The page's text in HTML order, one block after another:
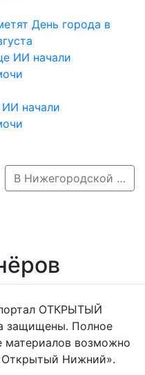
День города в
начали
В Нижегородской области одобрили второй этап реконструкции станции аэрации →
ОТКРЫТЫЙ
защищены. Полное
материалов возможно
Нижний».